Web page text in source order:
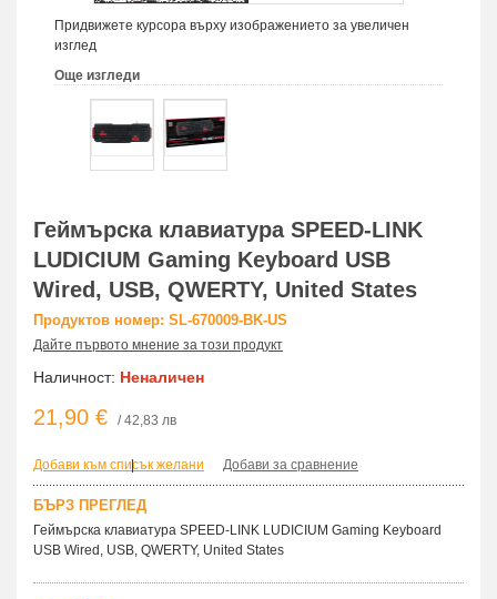
Придвижете курсора върху изображението за увеличен
изглед
Още изгледи
Геймърска клавиатура SPEED-LINK
LUDICIUM Gaming Keyboard USB
Wired, USB, QWERTY, United States
Продуктов номер: SL-670009-BK-US
Дайте първото мнение за този продукт
Наличност: Неналичен
21,90 € / 42,83 лв
Добави към списък желани
| Добави за сравнение
БЪРЗ ПРЕГЛЕД
Геймърска клавиатура SPEED-LINK LUDICIUM Gaming Keyboard
USB Wired, USB, QWERTY, United States